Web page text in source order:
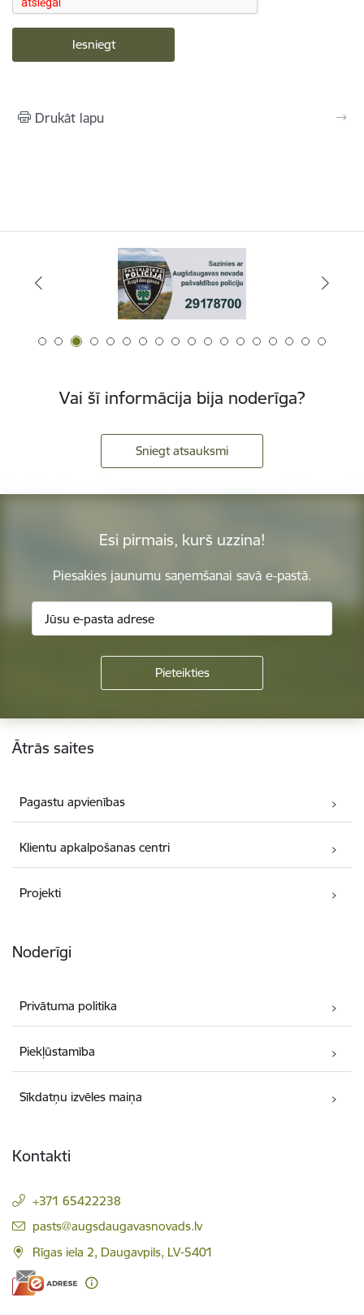
Drukāt lapu
Vai šī informācija bija noderīga?
Sniegt atsauksmi
Esi pirmais, kurš uzzina!
Piesakies jaunumu saņemšanai savā e-pastā.
Kājene
Ātrās saites
Pagastu apvienības
Klientu apkalpošanas centri
Projekti
Noderīgi
Privātuma politika
Piekļūstamība
Sīkdatņu izvēles maiņa
Kontakti
+371 65422238
E-pasts:
pasts@augsdaugavasnovads.lv
Rīgas iela 2, Daugavpils, LV-5401